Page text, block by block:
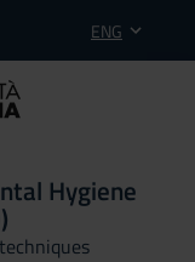
ENG
Hygiene